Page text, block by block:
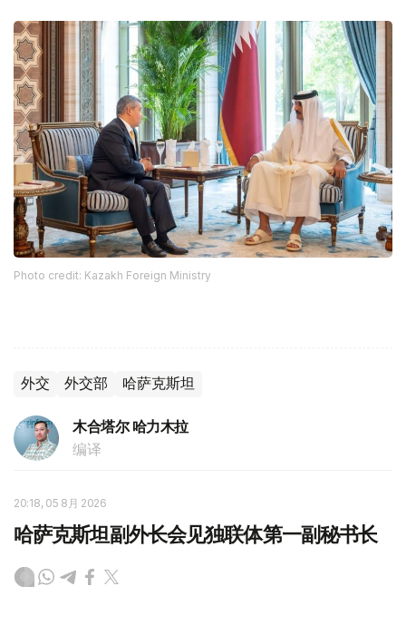
Photo credit: Kazakh Foreign Ministry
外交 外交部 哈萨克斯坦
木合塔尔 哈力木拉
编译
20:18, 05 8月 2026
哈萨克斯坦副外长会见独联体第一副秘书长